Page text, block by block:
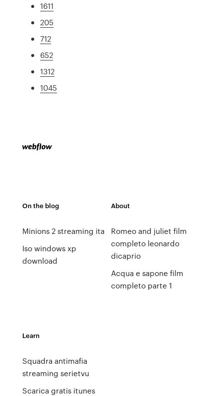
1611
205
712
652
1312
1045
On the blog
Minions 2 streaming ita
Iso windows xp
download
About
Romeo and juliet film
completo leonardo
dicaprio
Acqua e sapone film
completo parte 1
Learn
Squadra antimafia
streaming serietvu
Scarica gratis itunes